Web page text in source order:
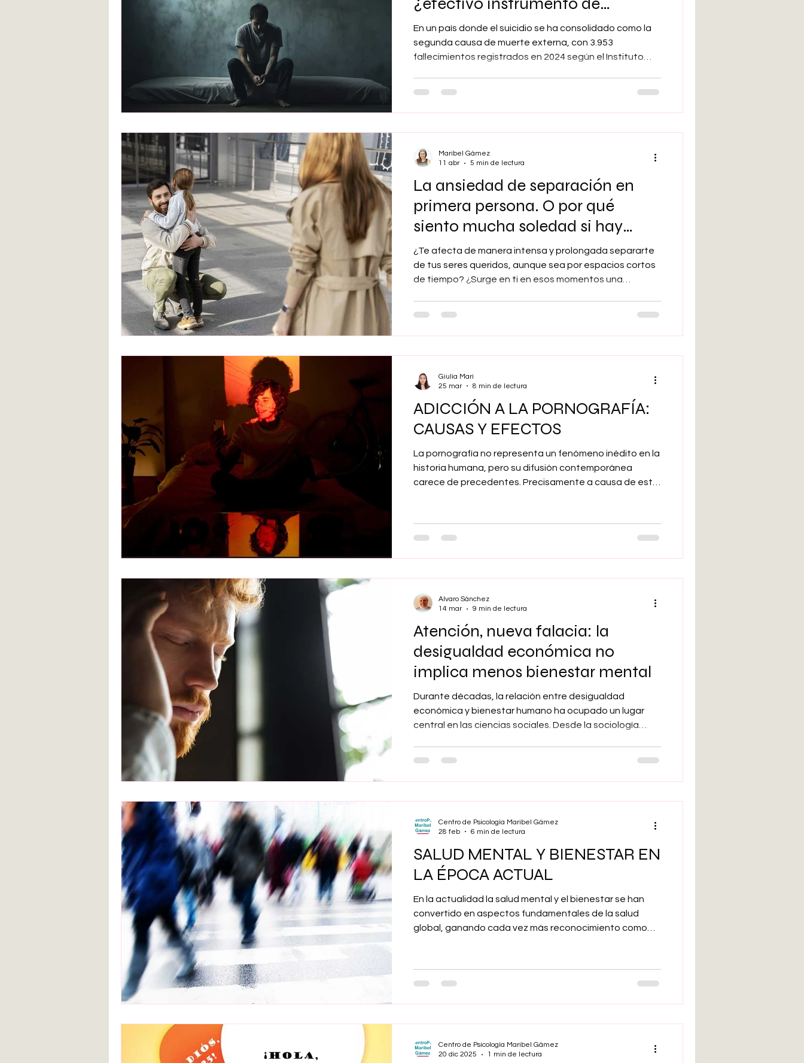
coordinación o enésimo
chiringuito administrativo?
En un país donde el suicidio se ha consolidado como la
segunda causa de muerte externa, con 3.953
fallecimientos registrados en 2024 según el Instituto
marzo de 2026 representa, sobre el papel, un paso
La ansiedad de separación en
primera persona. O por qué
siento mucha soledad si hay
gente que me quiere
¿Te afecta de manera intensa y prolongada separarte
de tus seres queridos, aunque sea por espacios cortos
de tiempo? ¿Surge en ti en esos momentos una
separación. La ansiedad de separación es un problema
que quiere.
Maribel Gámez
11 abr
5 min de lectura
ADICCIÓN A LA PORNOGRAFÍA:
CAUSAS Y EFECTOS
La pornografía no representa un fenómeno inédito en la
historia humana, pero su difusión contemporánea
carece de precedentes. Precisamente a causa de esta
dependencia se configura hoy como un desafío
complejo cuya comprensión requiere un análisis
Giulia Mari
25 mar
8 min de lectura
Atención, nueva falacia: la
desigualdad económica no
implica menos bienestar mental
Durante décadas, la relación entre desigualdad
económica y bienestar humano ha ocupado un lugar
central en las ciencias sociales. Desde la sociología
resultados en salud mental, cohesión social y
Alvaro Sánchez
14 mar
9 min de lectura
SALUD MENTAL Y BIENESTAR EN
LA ÉPOCA ACTUAL
En la actualidad la salud mental y el bienestar se han
convertido en aspectos fundamentales de la salud
global, ganando cada vez más reconocimiento como
emocional, psicológico y social, que permite a las
personas lidiar con el estrés, trabajar productivamente
Centro de Psicología Maribel Gámez
28 feb
6 min de lectura
Centro de Psicología Maribel Gámez
20 dic 2025
1 min de lectura